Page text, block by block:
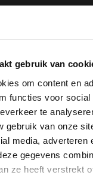
gebruik van
om content en
functies voor social
te
gebruik van onze
media, adverteren
gegevens
ze heeft verstrekt